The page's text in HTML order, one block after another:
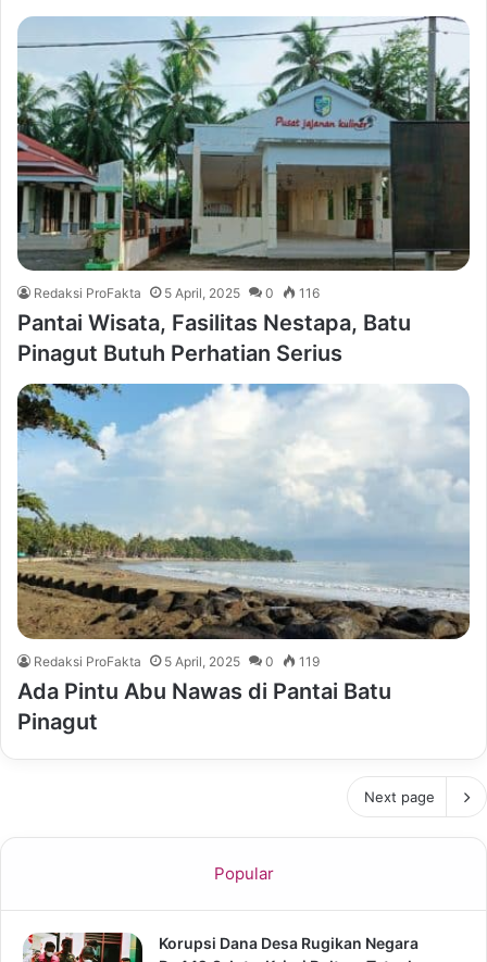
Redaksi ProFakta 5 April, 2025 0 116
Pantai Wisata, Fasilitas Nestapa, Batu
Pinagut Butuh Perhatian Serius
Redaksi ProFakta 5 April, 2025 0 119
Ada Pintu Abu Nawas di Pantai Batu
Pinagut
Next page
Popular
Korupsi Dana Desa Rugikan Negara